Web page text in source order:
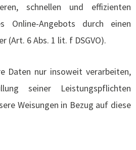
schnellen und effizienten
Online-Angebots durch einen
(Art. 6 Abs. 1 lit. f DSGVO).
Daten nur insoweit verarbeiten,
seiner Leistungspflichten
Weisungen in Bezug auf diese